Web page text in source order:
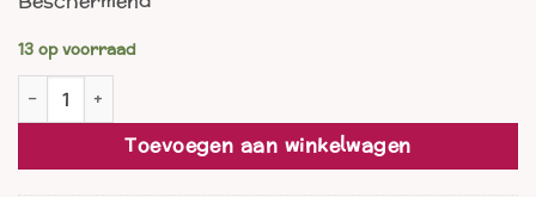
was:
13 op voorraad
Regenboog obsidiaan armband aantal
Toevoegen aan winkelwagen